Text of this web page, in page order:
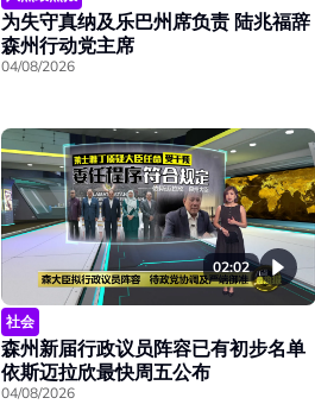
为失守真纳及乐巴州席负责 陆兆福辞
森州行动党主席
04/08/2026
02:02
社会
森州新届行政议员阵容已有初步名单
依斯迈拉欣最快周五公布
04/08/2026